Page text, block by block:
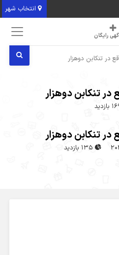
انتخاب شهر
رایگان